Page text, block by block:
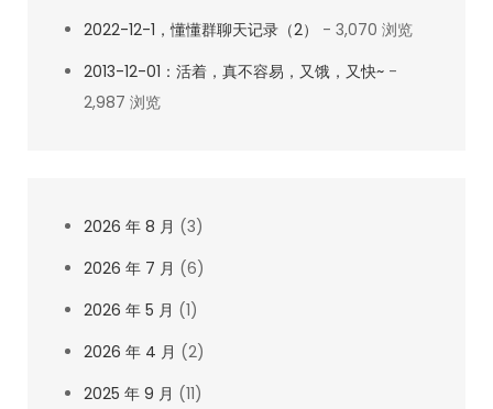
2022-12-1，懂懂群聊天记录（2）
- 3,070 浏览
2013-12-01：活着，真不容易，又饿，又快~ -
2,987 浏览
2026 年 8 月 (3)
2026 年 7 月 (6)
2026 年 5 月 (1)
2026 年 4 月 (2)
2025 年 9 月 (11)